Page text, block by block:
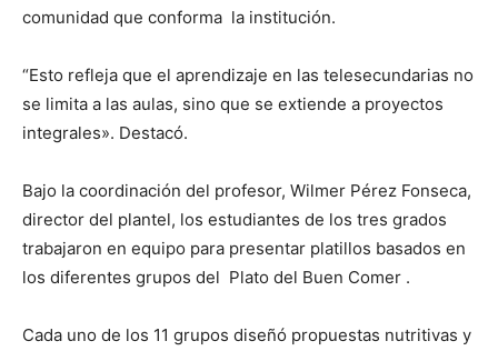
comunidad que conforma la institución.
“Esto refleja que el aprendizaje en las telesecundarias no
se limita a las aulas, sino que se extiende a proyectos
integrales». Destacó.
Bajo la coordinación del profesor, Wilmer Pérez Fonseca,
director del plantel, los estudiantes de los tres grados
trabajaron en equipo para presentar platillos basados en
los diferentes grupos del Plato del Buen Comer .
Cada uno de los 11 grupos diseñó propuestas nutritivas y